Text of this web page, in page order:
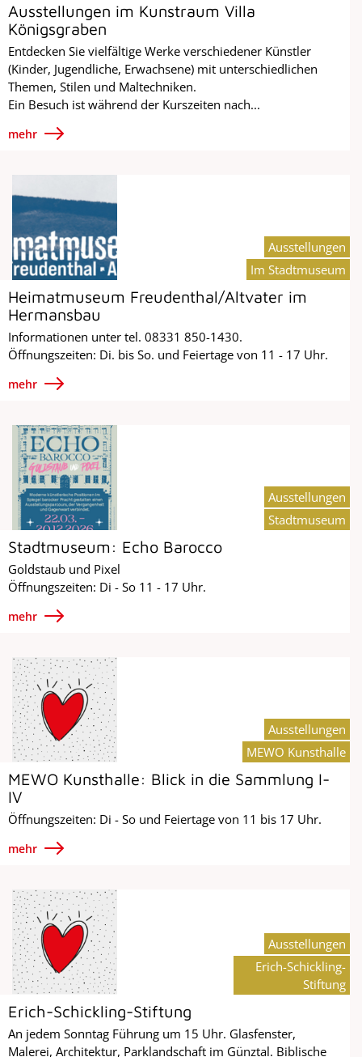
Ausstellungen im Kunstraum Villa
Königsgraben
Entdecken Sie vielfältige Werke verschiedener Künstler
(Kinder, Jugendliche, Erwachsene) mit unterschiedlichen
Themen, Stilen und Maltechniken.
Ein Besuch ist während der Kurszeiten nach...
mehr
Heimatmuseum Freudenthal/Altvater im
Hermansbau
Informationen unter tel. 08331 850-1430.
Öffnungszeiten: Di. bis So. und Feiertage von 11 - 17 Uhr.
mehr
Ausstellungen
Im Stadtmuseum
Stadtmuseum: Echo Barocco
Goldstaub und Pixel
Öffnungszeiten: Di - So 11 - 17 Uhr.
mehr
Ausstellungen
Stadtmuseum
MEWO Kunsthalle: Blick in die Sammlung I-
IV
Öffnungszeiten: Di - So und Feiertage von 11 bis 17 Uhr.
mehr
Ausstellungen
MEWO Kunsthalle
Erich-Schickling-Stiftung
An jedem Sonntag Führung um 15 Uhr. Glasfenster,
Malerei, Architektur, Parklandschaft im Günztal. Biblische
Ausstellungen
Erich-Schickling-
Stiftung